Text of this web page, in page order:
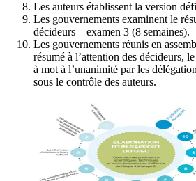
Les auteurs établissent la version
Les gouvernements examinent le
décideurs – examen 3 (8 semaines).
Les gouvernements réunis en
résumé à l’attention des décideurs,
à mot à l’unanimité par les
sous le contrôle des auteurs.